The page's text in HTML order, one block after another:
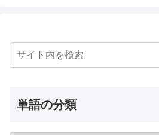
単語の分類